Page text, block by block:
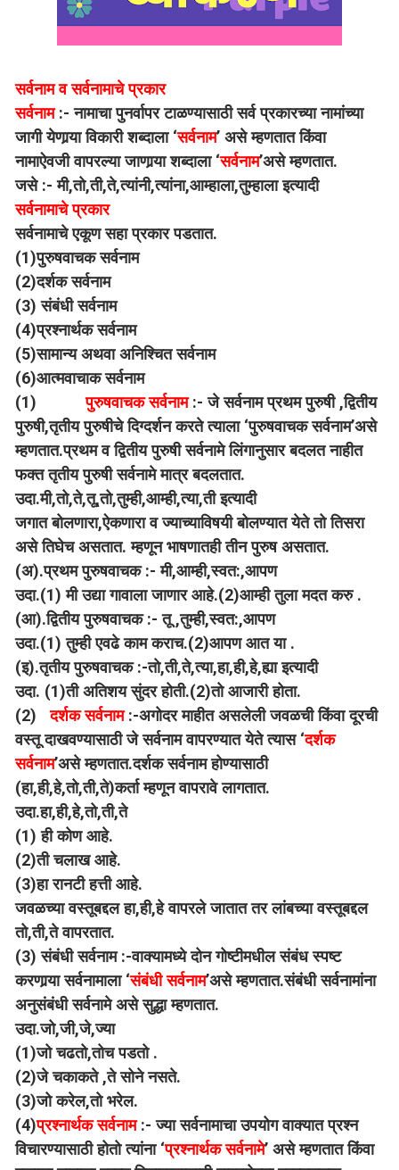
सर्वनाम व सर्वनामाचे प्रकार
सर्वनाम:- नामाचा पुनर्वापर टाळण्यासाठी सर्व प्रकारच्या नामांच्या
जागी येणार्‍या विकारी शब्दाला ‘सर्वनाम’ असे म्हणतात किंवा
नामाऐवजी वापरल्या जाणार्‍या शब्दाला ‘सर्वनाम’असे म्हणतात.
जसे :- मी,तो,ती,ते,त्यांनी,त्यांना,आम्हाला,तुम्हाला इत्यादी
सर्वनामाचे प्रकार
सर्वनामाचे एकूण सहा प्रकार पडतात.
(1)पुरुषवाचक सर्वनाम
(2)दर्शक सर्वनाम
(3) संबंधी सर्वनाम
(4)प्रश्नार्थक सर्वनाम
(5)सामान्य अथवा अनिश्चित सर्वनाम
(6)आत्मवाचाक सर्वनाम
(1)पुरुषवाचक सर्वनाम:- जे सर्वनाम प्रथम पुरुषी ,द्वितीय
पुरुषी,तृतीय पुरुषीचे दिग्दर्शन करते त्याला ‘पुरुषवाचक सर्वनाम’असे
म्हणतात.प्रथम व द्वितीय पुरुषी सर्वनामे लिंगानुसार बदलत नाहीत
फक्त तृतीय पुरुषी सर्वनामे मात्र बदलतात.
उदा.मी,तो,ते,तू,तो,तुम्ही,आम्ही,त्या,ती इत्यादी
जगात बोलणारा,ऐकणारा व ज्याच्याविषयी बोलण्यात येते तो तिसरा
असे तिघेच असतात. म्हणून भाषणातही तीन पुरुष असतात.
(अ).प्रथम पुरुषवाचक :- मी,आम्ही,स्वत:,आपण
उदा.(1) मी उद्या गावाला जाणार आहे.(2)आम्ही तुला मदत करु .
(आ).द्वितीय पुरुषवाचक :- तू ,तुम्ही,स्वत:,आपण
उदा.(1) तुम्ही एवढे काम कराच.(2)आपण आत या .
(इ).तृतीय पुरुषवाचक :-तो,ती,ते,त्या,हा,ही,हे,ह्या इत्यादी
उदा. (1)ती अतिशय सुंदर होती.(2)तो आजारी होता.
(2)दर्शक सर्वनाम:-अगोदर माहीत असलेली जवळची किंवा दूरची
वस्तू दाखवण्यासाठी जे सर्वनाम वापरण्यात येते त्यास ‘दर्शक
सर्वनाम’असे म्हणतात.दर्शक सर्वनाम होण्यासाठी
(हा,ही,हे,तो,ती,ते)कर्ता म्हणून वापरावे लागतात.
उदा.हा,ही,हे,तो,ती,ते
(1) ही कोण आहे.
(2)ती चलाख आहे.
(3)हा रानटी हत्ती आहे.
जवळच्या वस्तूबद्दल हा,ही,हे वापरले जातात तर लांबच्या वस्तूबद्दल
तो,ती,ते वापरतात.
(3) संबंधी सर्वनाम :-वाक्यामध्ये दोन गोष्टीमधील संबंध स्पष्ट
करणार्‍या सर्वनामाला ‘संबंधी सर्वनाम’असे म्हणतात.संबंधी सर्वनामांना
अनुसंबंधी सर्वनामे असे सुद्धा म्हणतात.
उदा.जो,जी,जे,ज्या
(1)जो चढतो,तोच पडतो .
(2)जे चकाकते ,ते सोने नसते.
(3)जो करेल,तो भरेल.
(4)प्रश्नार्थक सर्वनाम:- ज्या सर्वनामाचा उपयोग वाक्यात प्रश्न
विचारण्यासाठी होतो त्यांना ‘प्रश्नार्थक सर्वनामे’ असे म्हणतात किंवा